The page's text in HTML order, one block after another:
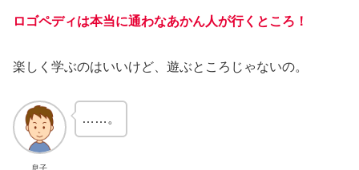
ロゴペディは本当に通わなあかん人が行くところ！
楽しく学ぶのはいいけど、遊ぶところじゃないの。
息子
……。